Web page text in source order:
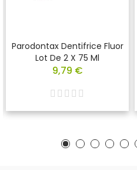
Parodontax Dentifrice Fluor
Lot De 2 X 75 Ml
9,79 €